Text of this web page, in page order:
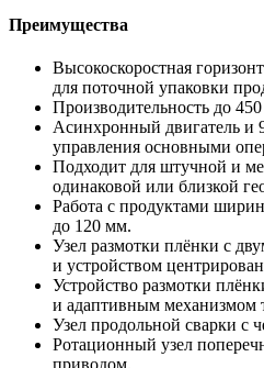
Преимущества
Высокоскоростная
для поточной упаковки
Производительность до
Асинхронный двигатель и
управления основными
Подходит для штучной и
одинаковой или близкой
Работа с продуктами
до 120 мм.
Узел размотки плёнки с
и устройством
Устройство размотки
и адаптивным механизмом
Узел продольной сварки с
Ротационный узел
приводом.